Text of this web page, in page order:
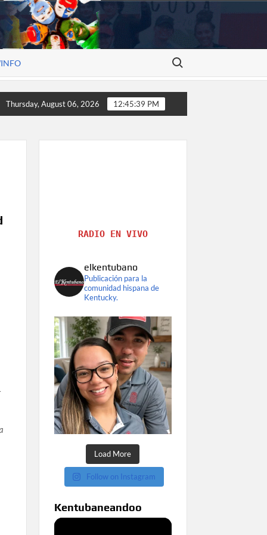
Search for:
historia, el arte de Alexander V. Molina
Thursday, August 06, 2026 12:45:39 PM
RADIO EN VIVO
elkentubano
Publicación para la
comunidad hispana de
Kentucky.
Load More
Follow on Instagram
Kentubaneandoo